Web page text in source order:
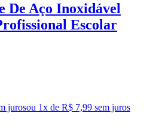
De Aço Inoxidável
Escolar
jurosou 1x de R$ 7,99 sem juros